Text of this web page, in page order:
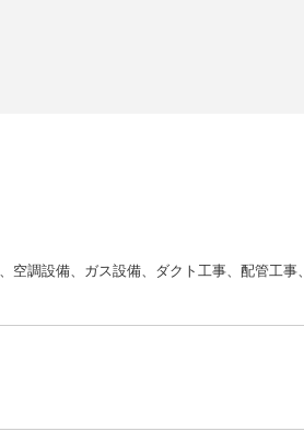
空調設備、ガス設備、ダクト工事、配管工事